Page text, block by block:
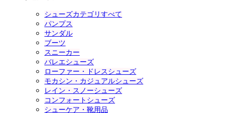
シューズカテゴリすべて
パンプス
サンダル
ブーツ
スニーカー
バレエシューズ
ローファー・ドレスシューズ
モカシン・カジュアルシューズ
レイン・スノーシューズ
コンフォートシューズ
シューケア・靴用品